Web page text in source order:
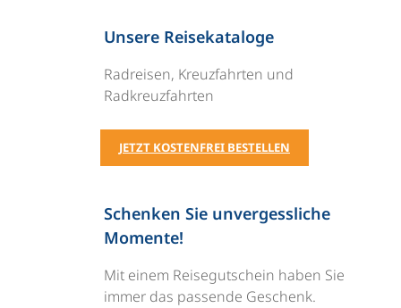
Unsere Reisekataloge
Radreisen, Kreuzfahrten und
Radkreuzfahrten
JETZT KOSTENFREI BESTELLEN
Schenken Sie unvergessliche
Momente!
Mit einem Reisegutschein haben Sie
immer das passende Geschenk.